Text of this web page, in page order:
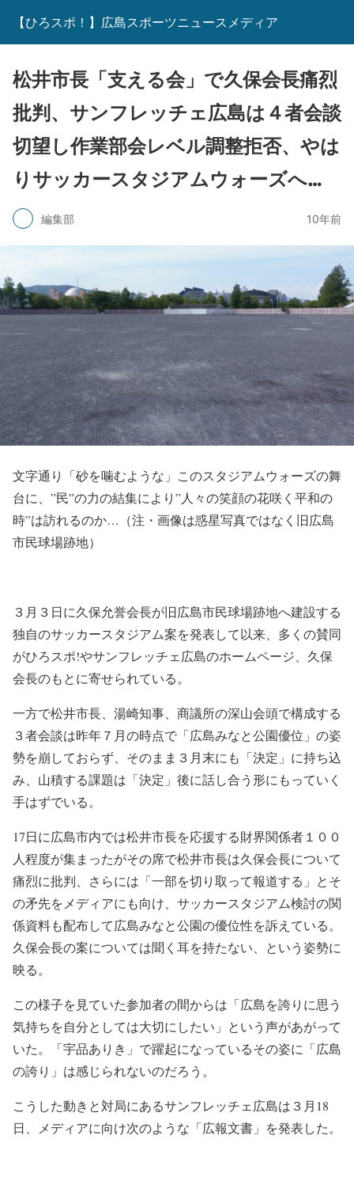
【ひろスポ！】広島スポーツニュースメディア
松井市長「支える会」で久保会長痛烈
批判、サンフレッチェ広島は４者会談
切望し作業部会レベル調整拒否、やは
りサッカースタジアムウォーズへ…
編集部 10年前
文字通り「砂を噛むような」このスタジアムウォーズの舞
台に、”民”の力の結集により”人々の笑顔の花咲く平和の
時”は訪れるのか…（注・画像は惑星写真ではなく旧広島
市民球場跡地）
３月３日に久保允誉会長が旧広島市民球場跡地へ建設する
独自のサッカースタジアム案を発表して以来、多くの賛同
がひろスポ!やサンフレッチェ広島のホームページ、久保
会長のもとに寄せられている。
一方で松井市長、湯崎知事、商議所の深山会頭で構成する
３者会談は昨年７月の時点で「広島みなと公園優位」の姿
勢を崩しておらず、そのまま３月末にも「決定」に持ち込
み、山積する課題は「決定」後に話し合う形にもっていく
手はずでいる。
17日に広島市内では松井市長を応援する財界関係者１００
人程度が集まったがその席で松井市長は久保会長について
痛烈に批判、さらには「一部を切り取って報道する」とそ
の矛先をメディアにも向け、サッカースタジアム検討の関
係資料も配布して広島みなと公園の優位性を訴えている。
久保会長の案については聞く耳を持たない、という姿勢に
映る。
この様子を見ていた参加者の間からは「広島を誇りに思う
気持ちを自分としては大切にしたい」という声があがって
いた。「宇品ありき」で躍起になっているその姿に「広島
の誇り」は感じられないのだろう。
こうした動きと対局にあるサンフレッチェ広島は３月18
日、メディアに向け次のような「広報文書」を発表した。